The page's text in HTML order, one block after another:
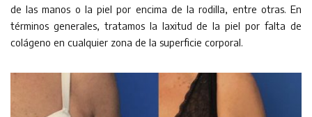
de las manos o la piel por encima de la rodilla, entre otras. En
términos generales, tratamos la laxitud de la piel por falta de
colágeno en cualquier zona de la superficie corporal.